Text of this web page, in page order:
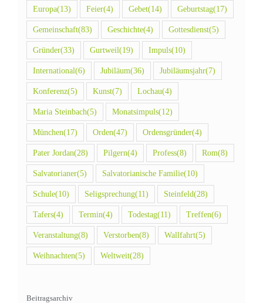
Europa(13) Feier(4) Gebet(14) Geburtstag(17)
Gemeinschaft(83) Geschichte(4) Gottesdienst(5)
Gründer(33) Gurtweil(19) Impuls(10)
International(6) Jubiläum(36) Jubiläumsjahr(7)
Konferenz(5) Kunst(7) Lochau(4)
Maria Steinbach(5) Monatsimpuls(12)
München(17) Orden(47) Ordensgründer(4)
Pater Jordan(28) Pilgern(4) Profess(8) Rom(8)
Salvatorianer(5) Salvatorianische Familie(10)
Schule(10) Seligsprechung(11) Steinfeld(28)
Tafers(4) Termin(4) Todestag(11) Treffen(6)
Veranstaltung(8) Verstorben(8) Wallfahrt(5)
Weihnachten(5) Weltweit(28)
Beitragsarchiv